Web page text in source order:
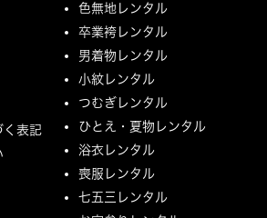
く表記
色無地レンタル
卒業袴レンタル
男着物レンタル
小紋レンタル
つむぎレンタル
ひとえ・夏物レンタル
浴衣レンタル
喪服レンタル
七五三レンタル